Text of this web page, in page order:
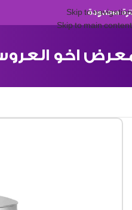
Skip to navigation
Skip to main content
اخو